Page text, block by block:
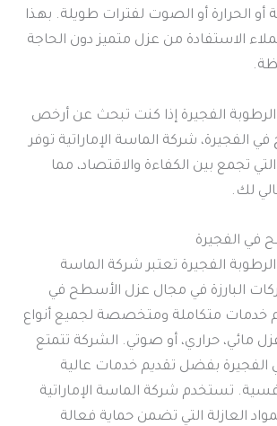
الحرارة أو الصوت لفترات طويلة. بهذا
الاستفادة من عزل متميز دون الحاجة
الفجيرة إذا كنت تبحث عن أرخص
شركة الماسة الإماراتية توفر
تجمع بين الكفاءة والاقتصاد، مما
لك.
في الفجيرة
الفجيرة تعتبر شركة الماسة
البارزة في مجال عزل الأسطح في
خدمات متكاملة ومتخصصة لجميع أنواع
مائي، حراري، أو صوتي. الشركة تتمتع
بفضل تقديم خدمات عالية
تستخدم شركة الماسة الإماراتية
العازلة التي تضمن حماية فعالة